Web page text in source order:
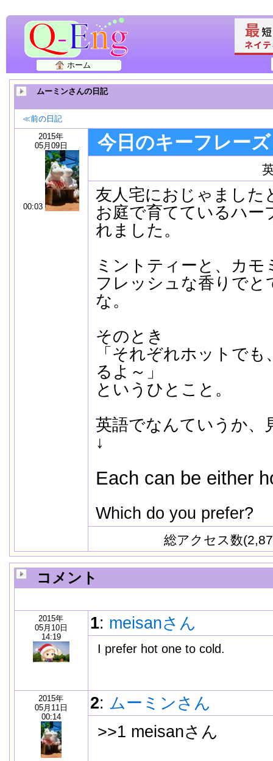
ホーム
ムーミンさんの日記
≪前の日記
2015年
05月09日
00:03
今日のキーフレーズ
友人宅におじゃました
お庭で育てているハー
れました。
ミントティーと、カモ
フレッシュな香りでと
な。
そのとき
「それぞれホットで
るよ～」
というひとこと。
英語でなんていうか、
↓
Each can be either
Which do you prefer?
総アクセス数
コメント
2015年
05月10日
14:19
1: meisanさん
I prefer hot one to cold.
2015年
05月11日
00:14
2: ムーミンさん
>>1 meisanさん